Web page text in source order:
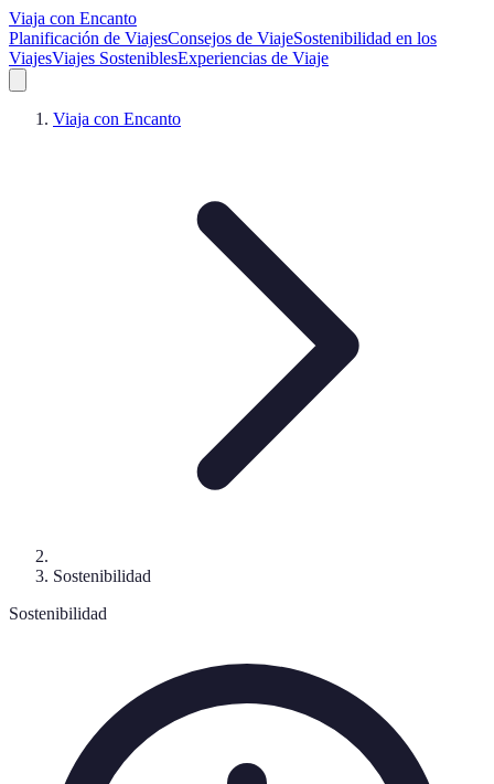
Viaja con Encanto
Planificación de ViajesConsejos de ViajeSostenibilidad en los
ViajesViajes SosteniblesExperiencias de Viaje
Viaja con Encanto
Sostenibilidad
Sostenibilidad